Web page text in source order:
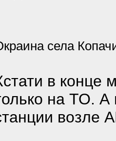
села
в конце
на ТО. А
возле